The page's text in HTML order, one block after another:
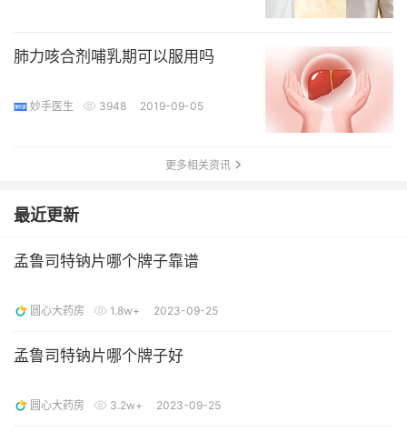
肺力咳合剂哺乳期可以服用吗
妙手医生 3948 2019-09-05
更多相关资讯
最近更新
孟鲁司特钠片哪个牌子靠谱
圆心大药房 1.8w+ 2023-09-25
孟鲁司特钠片哪个牌子好
圆心大药房 3.2w+ 2023-09-25